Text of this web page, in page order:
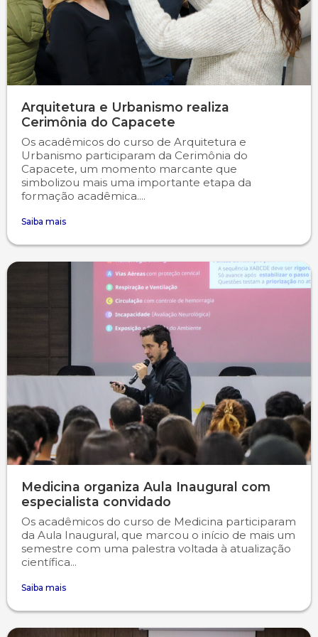
Arquitetura e Urbanismo realiza
Cerimônia do Capacete
Os acadêmicos do curso de Arquitetura e
Urbanismo participaram da Cerimônia do
Capacete, um momento marcante que
simbolizou mais uma importante etapa da
formação acadêmica....
Saiba mais
Medicina organiza Aula Inaugural com
especialista convidado
Os acadêmicos do curso de Medicina participaram
da Aula Inaugural, que marcou o início de mais um
semestre com uma palestra voltada à atualização
científica...
Saiba mais
Psicologia
Publicidade e Propaganda
Segunda Chamada
Seguro Escolar
Sapien
Simulado Preparatório
Publicações Científicas
Revistas Campo Real
WhatsApp Campo Real